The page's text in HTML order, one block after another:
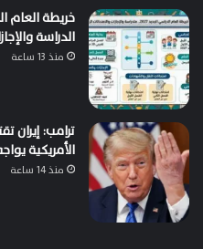
الدراسة
منذ 13 ساعة
ترامب: إيران
الأمريكية
منذ 14 ساعة